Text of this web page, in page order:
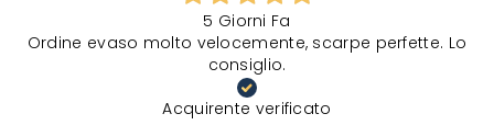
5 Giorni Fa
Ordine evaso molto velocemente, scarpe perfette. Lo
consiglio.
Acquirente verificato